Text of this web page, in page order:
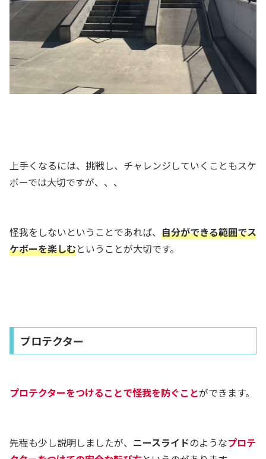
上手くなるには、挑戦し、チャレンジしていくこともスケ
ボーでは大切ですが、、、
怪我をしないということであれば、 自分ができる範囲でス
ケボーを楽しむということが大切です。
プロテクター
プロテクターをつけることで怪我を防ぐことができます。
先程も少し説明しましたが、 ニースライドのようなプロテ